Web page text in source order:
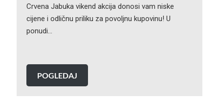
Crvena Jabuka vikend akcija donosi vam niske
cijene i odličnu priliku za povoljnu kupovinu! U
ponudi…
POGLEDAJ